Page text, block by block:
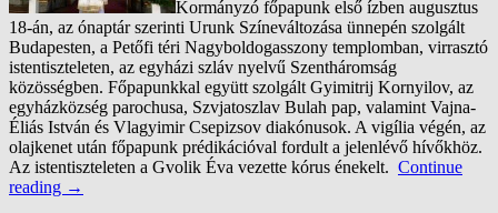
Kormányzó főpapunk első ízben augusztus
18-án, az ónaptár szerinti Urunk Színeváltozása ünnepén szolgált
Budapesten, a Petőfi téri Nagyboldogasszony templomban, virrasztó
istentiszteleten, az egyházi szláv nyelvű Szentháromság
közösségben. Főpapunkkal együtt szolgált Gyimitrij Kornyilov, az
egyházközség parochusa, Szvjatoszlav Bulah pap, valamint Vajna-
Éliás István és Vlagyimir Csepizsov diakónusok. A vigília végén, az
olajkenet után főpapunk prédikációval fordult a jelenlévő hívőkhöz.
Az istentiszteleten a Gvolik Éva vezette kórus énekelt. Continue
reading →